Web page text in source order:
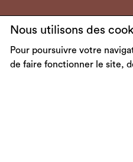
Nous utilisons des
Pour poursuivre votre
de faire fonctionner le site,